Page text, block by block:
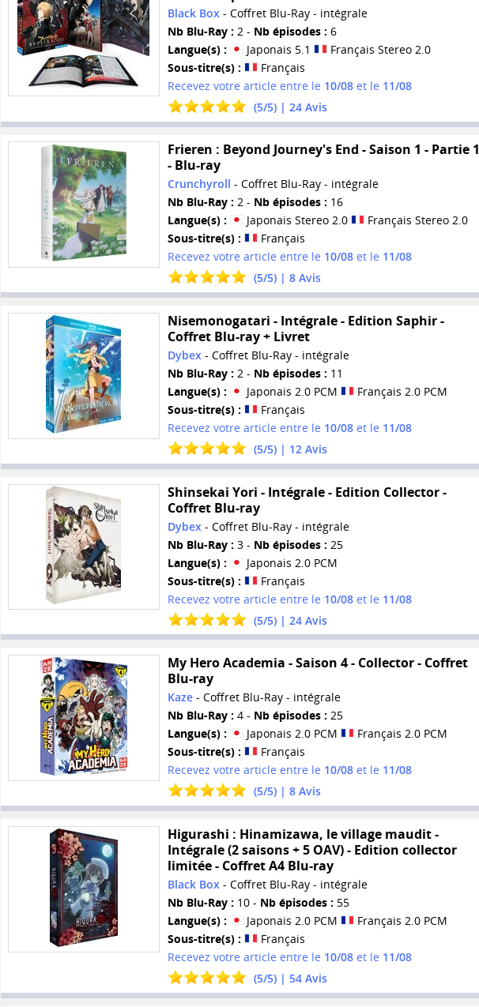
Black Box - Coffret Blu-Ray - intégrale
Nb Blu-Ray : 2 - Nb épisodes : 6
Langue(s) :
Japonais 5.1
Français Stereo 2.0
Sous-titre(s) :
Français
Recevez votre article entre le 10/08et le 11/08
(5/5) | 24Avis
Frieren : Beyond Journey's End - Saison 1 - Partie 1
- Blu-ray
Crunchyroll - Coffret Blu-Ray - intégrale
Nb Blu-Ray : 2 - Nb épisodes : 16
Langue(s) :
Japonais Stereo 2.0
Français Stereo 2.0
Sous-titre(s) :
Français
Recevez votre article entre le 10/08et le 11/08
(5/5) | 8Avis
Nisemonogatari - Intégrale - Edition Saphir -
Coffret Blu-ray + Livret
Dybex- Coffret Blu-Ray - intégrale
Nb Blu-Ray : 2 - Nb épisodes : 11
Langue(s) :
Japonais 2.0 PCM
Français 2.0 PCM
Sous-titre(s) :
Français
Recevez votre article entre le 10/08et le 11/08
(5/5) | 12Avis
Shinsekai Yori - Intégrale - Edition Collector -
Coffret Blu-ray
Dybex - Coffret Blu-Ray - intégrale
Nb Blu-Ray : 3 - Nb épisodes : 25
Langue(s) :
Japonais 2.0 PCM
Sous-titre(s) :
Français
Recevez votre article entre le 10/08et le 11/08
(5/5) | 24Avis
My Hero Academia - Saison 4 - Collector - Coffret
Blu-ray
Kaze- Coffret Blu-Ray - intégrale
Nb Blu-Ray : 4 - Nb épisodes : 25
Langue(s) :
Japonais 2.0 PCM
Français 2.0 PCM
Sous-titre(s) :
Français
Recevez votre article entre le 10/08et le 11/08
(5/5) | 8Avis
Higurashi : Hinamizawa, le village maudit -
Intégrale (2 saisons + 5 OAV) - Edition collector
limitée - Coffret A4 Blu-ray
Black Box- Coffret Blu-Ray - intégrale
Nb Blu-Ray : 10 - Nb épisodes : 55
Langue(s) :
Japonais 2.0 PCM
Français 2.0 PCM
Sous-titre(s) :
Français
Recevez votre article entre le 10/08et le 11/08
(5/5) | 54Avis